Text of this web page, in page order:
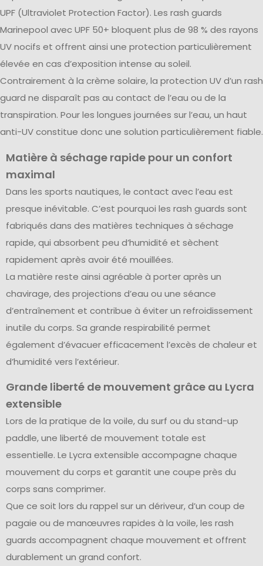
UPF (Ultraviolet Protection Factor). Les rash guards
Marinepool avec UPF 50+ bloquent plus de 98 % des rayons
UV nocifs et offrent ainsi une protection particulièrement
élevée en cas d’exposition intense au soleil.
Contrairement à la crème solaire, la protection UV d’un rash
guard ne disparaît pas au contact de l’eau ou de la
transpiration. Pour les longues journées sur l’eau, un haut
anti-UV constitue donc une solution particulièrement fiable.
Matière à séchage rapide pour un confort
maximal
Dans les sports nautiques, le contact avec l’eau est
presque inévitable. C’est pourquoi les rash guards sont
fabriqués dans des matières techniques à séchage
rapide, qui absorbent peu d’humidité et sèchent
rapidement après avoir été mouillées.
La matière reste ainsi agréable à porter après un
chavirage, des projections d’eau ou une séance
d’entraînement et contribue à éviter un refroidissement
inutile du corps. Sa grande respirabilité permet
également d’évacuer efficacement l’excès de chaleur et
d’humidité vers l’extérieur.
Grande liberté de mouvement grâce au Lycra
extensible
Lors de la pratique de la voile, du surf ou du stand-up
paddle, une liberté de mouvement totale est
essentielle. Le Lycra extensible accompagne chaque
mouvement du corps et garantit une coupe près du
corps sans comprimer.
Que ce soit lors du rappel sur un dériveur, d’un coup de
pagaie ou de manœuvres rapides à la voile, les rash
guards accompagnent chaque mouvement et offrent
durablement un grand confort.